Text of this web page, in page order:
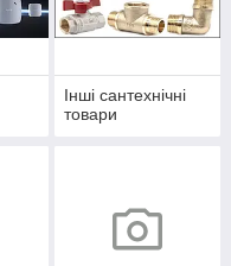
Інші сантехнічні
товари